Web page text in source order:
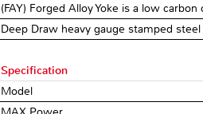
(FAY) Forged Alloy Yoke is a low
Deep Draw heavy gauge stamped steel
Specification
Model